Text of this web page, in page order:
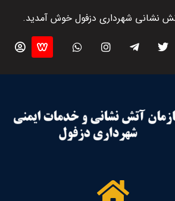
نشانی شهرداری دزفول خوش آمدید.